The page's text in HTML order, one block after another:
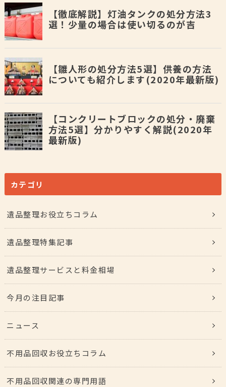
カテゴリ
遺品整理お役立ちコラム
遺品整理特集記事
遺品整理サービスと料金相場
今月の注目記事
ニュース
不用品回収お役立ちコラム
不用品回収関連の専門用語